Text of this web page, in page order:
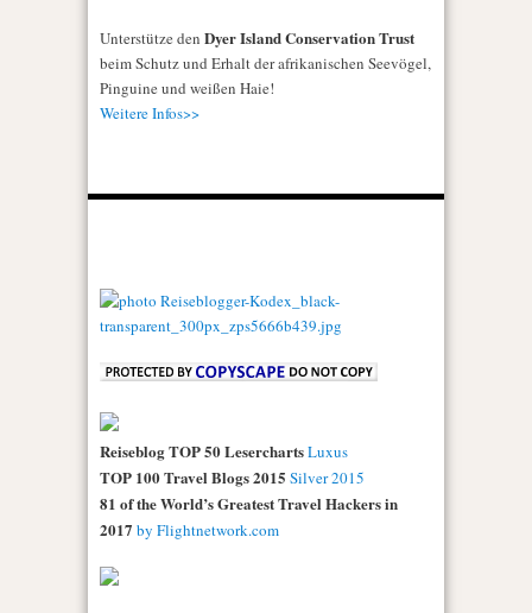
Unterstütze den Dyer Island Conservation Trust
beim Schutz und Erhalt der afrikanischen Seevögel,
Pinguine und weißen Haie!
Weitere Infos>>
Reiseblog TOP 50 LeserchartsLuxus
TOP 100 Travel Blogs 2015 Silver 2015
81 of the World’s Greatest Travel Hackers in
2017 by Flightnetwork.com